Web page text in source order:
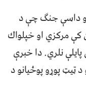
داسې جنګ چې د
کې مرکزي او خپلواك
نلري. دا خبرې
ټیټ پوړو پوځیانو د